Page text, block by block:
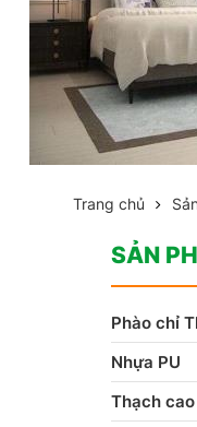
Trang chủ
SẢN
Phào chỉ
Nhựa PU
Thạch